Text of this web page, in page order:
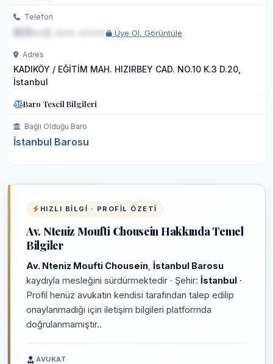
Telefon
Üye Ol, Görüntüle
Adres
KADIKÖY / EĞİTİM MAH. HIZIRBEY CAD. NO.10 K.3 D.20,
İstanbul
Baro Tescil Bilgileri
Bağlı Olduğu Baro
İstanbul Barosu
HIZLI BILGI · PROFIL ÖZETI
Av. Nteniz Moufti Chousein Hakkında Temel
Bilgiler
Av. Nteniz Moufti Chousein İstanbul Barosu
kaydıyla mesleğini sürdürmektedir · Şehir: İstanbul ·
Profil henüz avukatın kendisi tarafından talep edilip
onaylanmadığı için iletişim bilgileri platformda
doğrulanmamıştır..
AVUKAT